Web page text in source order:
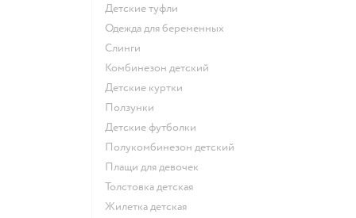
Детские туфли
Одежда для беременных
Слинги
Комбинезон детский
Детские куртки
Ползунки
Детские футболки
Полукомбинезон детский
Плащи для девочек
Толстовка детская
Жилетка детская